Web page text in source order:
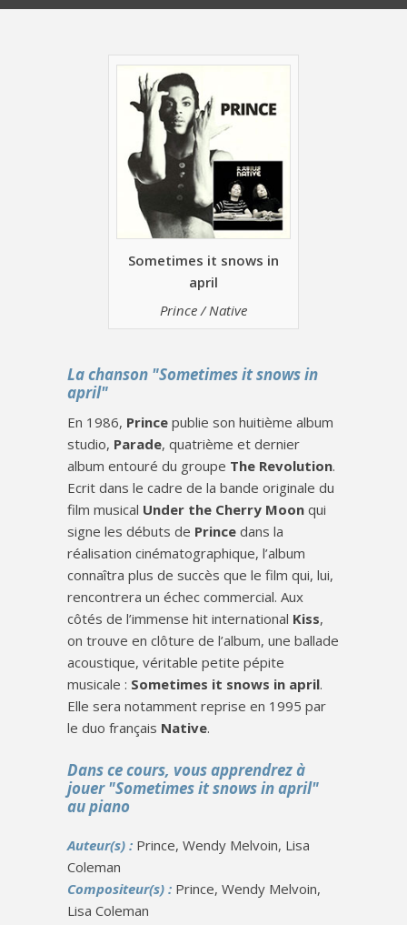
Sometimes it snows in
april
Prince / Native
La chanson "Sometimes it snows in
april"
En 1986, Prince publie son huitième album
studio, Parade, quatrième et dernier
album entouré du groupe The Revolution.
Ecrit dans le cadre de la bande originale du
film musical Under the Cherry Moon qui
signe les débuts de Prince dans la
réalisation cinématographique, l’album
connaîtra plus de succès que le film qui, lui,
rencontrera un échec commercial. Aux
côtés de l’immense hit international Kiss,
on trouve en clôture de l’album, une ballade
acoustique, véritable petite pépite
musicale : Sometimes it snows in april.
Elle sera notamment reprise en 1995 par
le duo français Native.
Dans ce cours, vous apprendrez à
jouer "Sometimes it snows in april"
au piano
Auteur(s) : Prince, Wendy Melvoin, Lisa
Coleman
Compositeur(s) : Prince, Wendy Melvoin,
Lisa Coleman